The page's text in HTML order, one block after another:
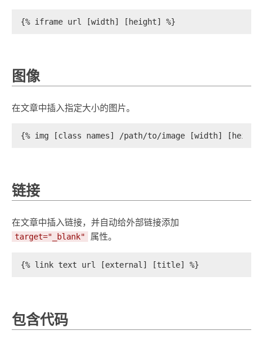
{% iframe url [width] [height] %}
图像
在文章中插入指定大小的图片。
{% img [class names] /path/to/image [width]
链接
在文章中插入链接，并自动给外部链接添加
target="_blank" 属性。
{% link text url [external] [title] %}
包含代码